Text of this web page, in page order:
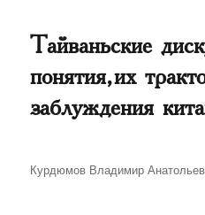
Тайваньские
понятия, их
заблуждения
Автор
Курдюмов Владимир